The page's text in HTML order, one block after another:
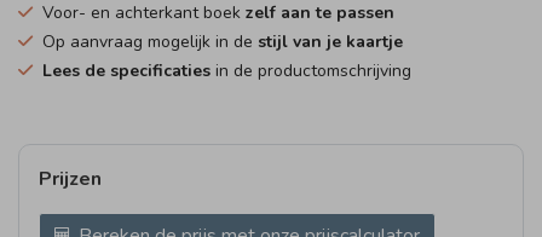
Voor- en achterkant boek zelf aan te passen
Op aanvraag mogelijk in de stijl van je kaartje
Lees de specificaties in de productomschrijving
Prijzen